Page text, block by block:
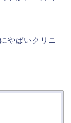
やばいクリニ